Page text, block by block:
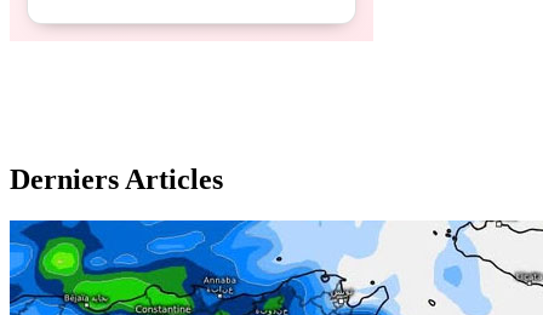
Derniers Articles